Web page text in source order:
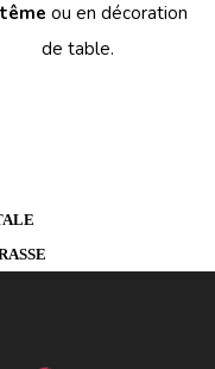
ou en décoration
de table.